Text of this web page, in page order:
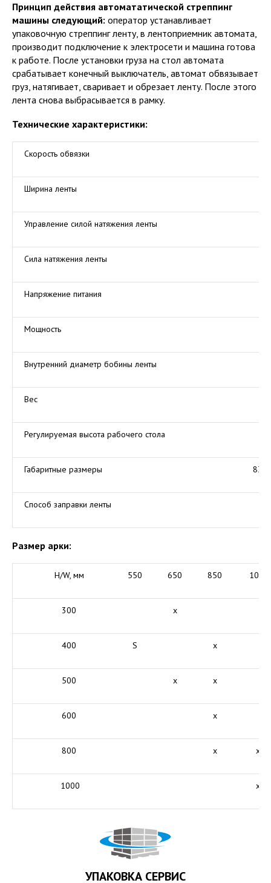
Принцип действия автомататической стреппинг
машины следующий: оператор устанавливает
упаковочную стреппинг ленту, в лентоприемник автомата,
производит подключение к электросети и машина готова
к работе. После установки груза на стол автомата
срабатывает конечный выключатель, автомат обвязывает
груз, натягивает, сваривает и обрезает ленту. После этого
лента снова выбрасывается в рамку.
Технические характеристики:
Скорость обвязки
Ширина ленты
Управление силой натяжения ленты
Сила натяжения ленты
Напряжение питания
Мощность
Внутренний диаметр бобины ленты
Вес
Регулируемая высота рабочего стола
Габаритные размеры 830
Способ заправки ленты
Размер арки:
H/W, мм 550 650 850 1050
300 x
400 S x
500 x x
600 x
800 x x
1000 x
УПАКОВКА СЕРВИС